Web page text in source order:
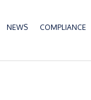
NEWS COMPLIANCE